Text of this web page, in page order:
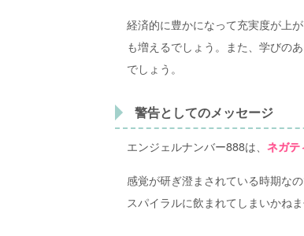
経済的に豊かになって充実度が上
も増えるでしょう。また、学びの
でしょう。
警告としてのメッセージ
エンジェルナンバー888は、 ネガテ
感覚が研ぎ澄まされている時期な
スパイラルに飲まれてしまいかね